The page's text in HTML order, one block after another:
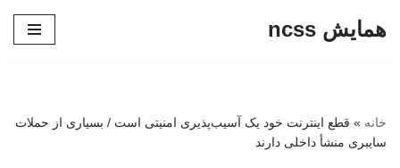
همایش ncss
خانه » قطع اینترنت خود یک آسیب‌پذیری امنیتی است / بسیاری از حملات
سایبری منشأ داخلی دارند